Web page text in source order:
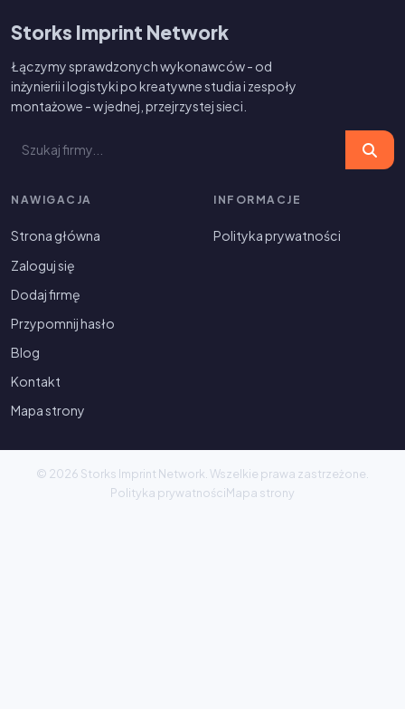
Storks Imprint Network
Łączymy sprawdzonych wykonawców - od
inżynierii i logistyki po kreatywne studia i zespoły
montażowe - w jednej, przejrzystej sieci.
NAWIGACJA
Strona główna
Zaloguj się
Dodaj firmę
Przypomnij hasło
Blog
Kontakt
Mapa strony
INFORMACJE
Polityka prywatności
© 2026 Storks Imprint Network. Wszelkie prawa zastrzeżone.
Polityka prywatnościMapa strony